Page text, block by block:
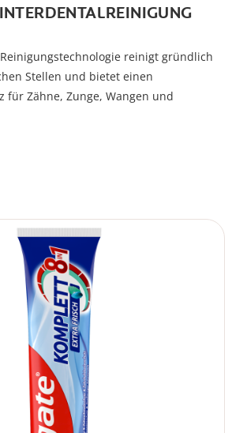
reinigt gründlich
Stellen und bietet einen
für Zähne, Zunge, Wangen und